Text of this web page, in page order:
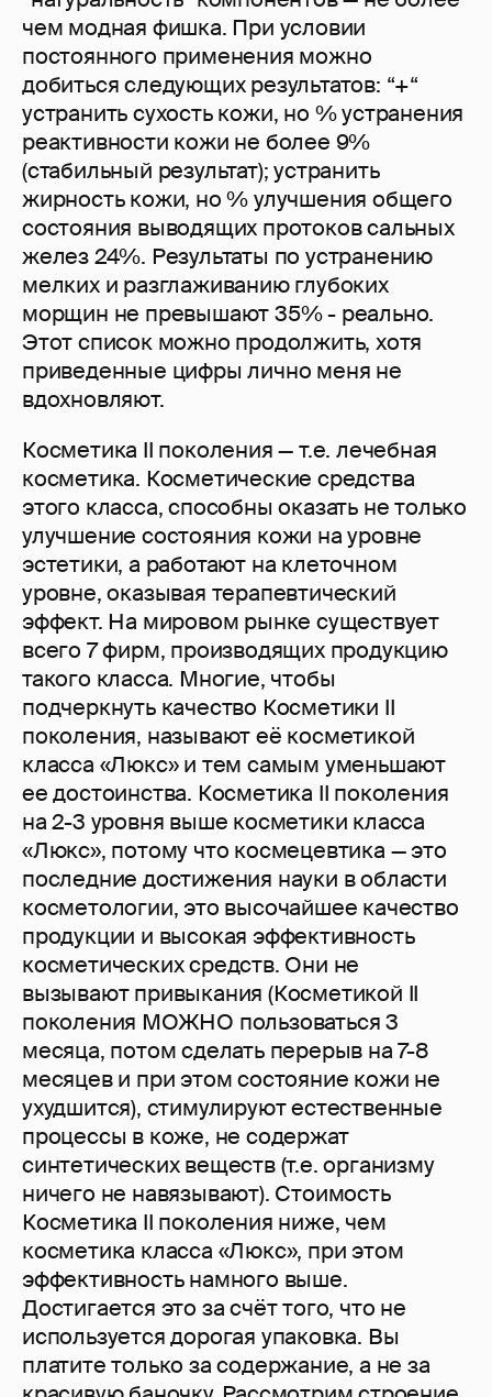
чем модная фишка. При условии
постоянного применения можно
добиться следующих результатов: “+“
устранить сухость кожи, но % устранения
реактивности кожи не более 9%
(стабильный результат); устранить
жирность кожи, но % улучшения общего
состояния выводящих протоков сальных
желез 24%. Результаты по устранению
мелких и разглаживанию глубоких
морщин не превышают 35% - реально.
Этот список можно продолжить, хотя
приведенные цифры лично меня не
вдохновляют.
Косметика II поколения — т.е. лечебная
косметика. Косметические средства
этого класса, способны оказать не только
улучшение состояния кожи на уровне
эстетики, а работают на клеточном
уровне, оказывая терапевтический
эффект. На мировом рынке существует
всего 7 фирм, производящих продукцию
такого класса. Многие, чтобы
подчеркнуть качество Косметики II
поколения, называют её косметикой
класса «Люкс» и тем самым уменьшают
ее достоинства. Косметика II поколения
на 2-3 уровня выше косметики класса
«Люкс», потому что космецевтика — это
последние достижения науки в области
косметологии, это высочайшее качество
продукции и высокая эффективность
косметических средств. Они не
вызывают привыкания (Косметикой II
поколения МОЖНО пользоваться 3
месяца, потом сделать перерыв на 7-8
месяцев и при этом состояние кожи не
ухудшится), стимулируют естественные
процессы в коже, не содержат
синтетических веществ (т.е. организму
ничего не навязывают). Стоимость
Косметика II поколения ниже, чем
косметика класса «Люкс», при этом
эффективность намного выше.
Достигается это за счёт того, что не
используется дорогая упаковка. Вы
платите только за содержание, а не за